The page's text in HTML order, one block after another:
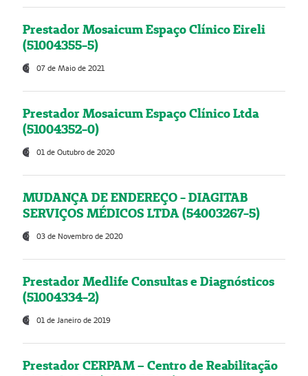
Prestador Mosaicum Espaço Clínico Eireli
(51004355-5)
07 de Maio de 2021
Prestador Mosaicum Espaço Clínico Ltda
(51004352-0)
01 de Outubro de 2020
MUDANÇA DE ENDEREÇO - DIAGITAB
SERVIÇOS MÉDICOS LTDA (54003267-5)
03 de Novembro de 2020
Prestador Medlife Consultas e Diagnósticos
(51004334-2)
01 de Janeiro de 2019
Prestador CERPAM – Centro de Reabilitação